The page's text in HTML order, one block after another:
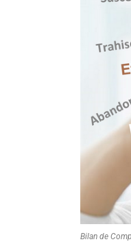
Bilan de